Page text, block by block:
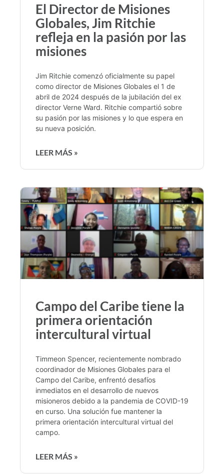
El Director de Misiones
Globales, Jim Ritchie
refleja en la pasión por las
misiones
Jim Ritchie comenzó oficialmente su papel
como director de Misiones Globales el 1 de
abril de 2024 después de la jubilación del ex
director Verne Ward. Ritchie compartió sobre
su pasión por las misiones y lo que espera en
su nueva posición.
LEER MÁS »
Campo del Caribe tiene la
primera orientación
intercultural virtual
Timmeon Spencer, recientemente nombrado
coordinador de Misiones Globales para el
Campo del Caribe, enfrentó desafíos
inmediatos en el desarrollo de nuevos
misioneros debido a la pandemia de COVID-19
en curso. Una solución fue mantener la
primera orientación intercultural virtual del
campo.
LEER MÁS »